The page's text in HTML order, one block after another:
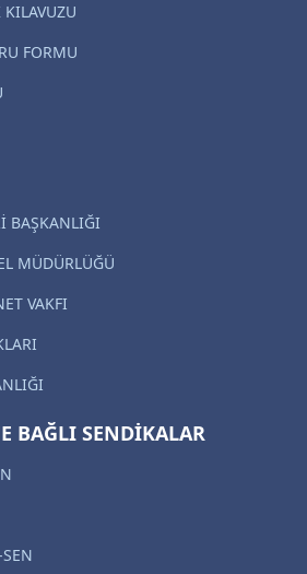
FORMU
BAŞKANLIĞI
MÜDÜRLÜĞÜ
VAKFI
BAĞLI SENDİKALAR